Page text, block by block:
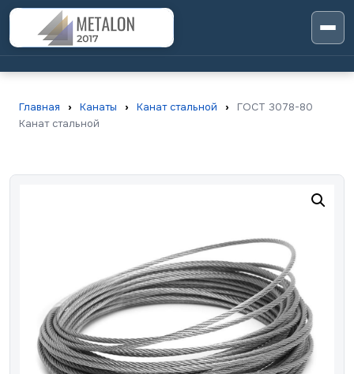
Главная › Канаты › Канат стальной ›
ГОСТ 3078-80
Канат стальной